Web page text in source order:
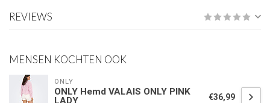
REVIEWS
MENSEN KOCHTEN OOK
ONLY
ONLY Hemd VALAIS ONLY PINK
LADY
€36,99